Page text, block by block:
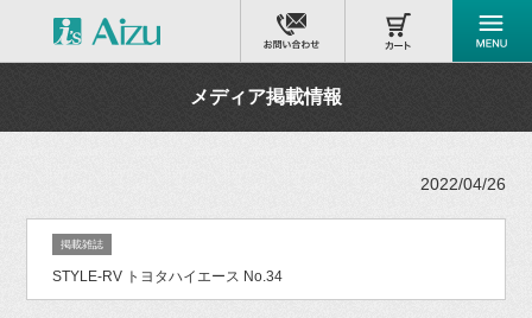
メディア掲載情報
2022/04/26
掲載雑誌
STYLE-RV トヨタハイエース No.34